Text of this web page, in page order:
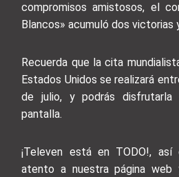
compromisos amistosos, el
Blancos» acumuló dos victorias
Recuerda que la cita
Estados Unidos se realizará
de julio, y podrás
pantalla.
¡Televen está en TODO!,
atento a nuestra página web